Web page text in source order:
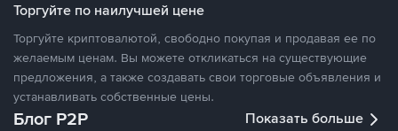
Торгуйте по наилучшей цене
Торгуйте криптовалютой, свободно покупая и продавая ее по
желаемым ценам. Вы можете откликаться на существующие
предложения, а также создавать свои торговые объявления и
устанавливать собственные цены.
Блог P2P Показать больше